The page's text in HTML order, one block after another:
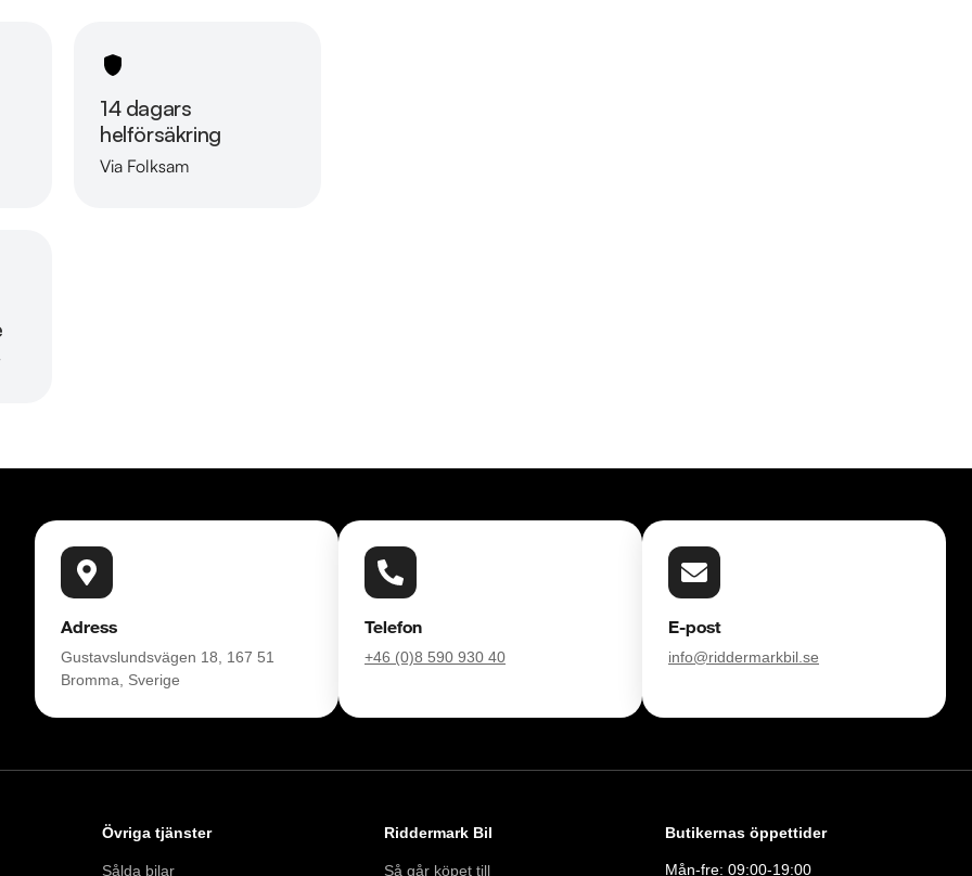
våra bilar på
oss.
14 dagars
helförsäkring
Via Folksam
Adress
Gustavslundsvägen 18, 167 51
Bromma, Sverige
Telefon
+46 (0)8 590 930 40
E-post
info@riddermarkbil.se
Övriga tjänster
Sålda bilar
Riddermark Bil
Så går köpet till
Butikernas öppettider
Mån-fre: 09:00-19:00